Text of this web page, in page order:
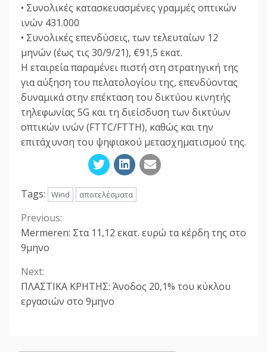
• Συνολικές κατασκευασμένες γραμμές οπτικών
ινών 431.000
• Συνολικές επενδύσεις, των τελευταίων 12
μηνών (έως τις 30/9/21), €91,5 εκατ.
H εταιρεία παραμένει πιστή στη στρατηγική της
για αύξηση του πελατολογίου της, επενδύοντας
δυναμικά στην επέκταση του δικτύου κινητής
τηλεφωνίας 5G και τη διείσδυση των δικτύων
οπτικών ινών (FTTC/FTTH), καθώς και την
επιτάχυνση του ψηφιακού μετασχηματισμού της.
Tags: Wind αποτελέσματα
Continue
Reading
Previous:
Mermeren: Στα 11,12 εκατ. ευρώ τα κέρδη της στο
9μηνο
Next:
ΠΛΑΣΤΙΚΑ ΚΡΗΤΗΣ: Άνοδος 20,1% του κύκλου
εργασιών στο 9μηνο